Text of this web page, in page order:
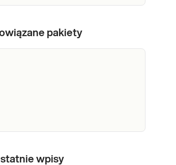
pakiety
profilaktycznyMężczyzn, Dzieci Uwaga!
wpisy